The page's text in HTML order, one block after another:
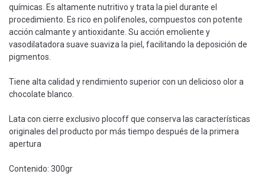
químicas. Es altamente nutritivo y trata la piel durante el
procedimiento. Es rico en polifenoles, compuestos con potente
acción calmante y antioxidante. Su acción emoliente y
vasodilatadora suave suaviza la piel, facilitando la deposición de
pigmentos.
Tiene alta calidad y rendimiento superior con un delicioso olor a
chocolate blanco.
Lata con cierre exclusivo plocoff que conserva las características
originales del producto por más tiempo después de la primera
apertura
Contenido: 300gr